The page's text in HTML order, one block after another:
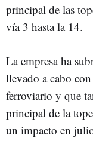
principal de las
vía 3 hasta la 14.
La empresa ha
llevado a cabo
ferroviario y que
principal de la
un impacto en